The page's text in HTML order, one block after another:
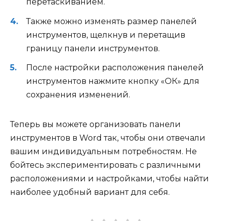
перетаскиванием.
Также можно изменять размер панелей
инструментов, щелкнув и перетащив
границу панели инструментов.
После настройки расположения панелей
инструментов нажмите кнопку «ОК» для
сохранения изменений.
Теперь вы можете организовать панели
инструментов в Word так, чтобы они отвечали
вашим индивидуальным потребностям. Не
бойтесь экспериментировать с различными
расположениями и настройками, чтобы найти
наиболее удобный вариант для себя.